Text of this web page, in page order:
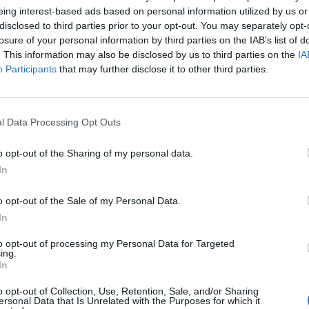
interest-based ads based on personal information utilized by us
to third parties prior to your opt-out. You may separately
of your personal information by third parties on the IAB’s list of
This information may also be disclosed by us to third parties on the
Participants that may further disclose it to other third parties.
Data Processing Opt Outs
opt-out of the Sharing of my personal data.
opt-out of the Sale of my Personal Data.
opt-out of processing my Personal Data for Targeted
opt-out of Collection, Use, Retention, Sale, and/or Sharing
Data that Is Unrelated with the Purposes for which it
Έπεσαν οι υπογραφές για το
της Chipita με τη Νίκας
02/01/2017 - 02:00
4 από 7